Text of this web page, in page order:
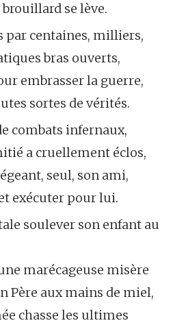
se lève.
par centaines, milliers,
bras ouverts,
embrasser la guerre,
sortes de vérités.
combats infernaux,
a cruellement éclos,
seul, son ami,
exécuter pour lui.
soulever son enfant au
marécageuse misère
Père aux mains de miel,
chasse les ultimes